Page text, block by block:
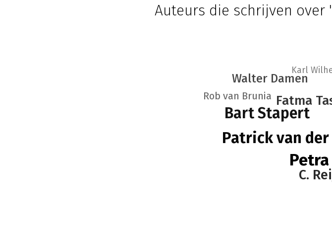
Auteurs die schrijven over
Patrick van
Bart Stapert
C.
Fatma
Walter Damen
Rob van Brunia
Karl